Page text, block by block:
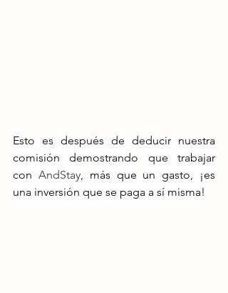
Esto es después de deducir nuestra
comisión demostrando que trabajar
con AndStay, más que un gasto, ¡es
una inversión que se paga a sí misma!